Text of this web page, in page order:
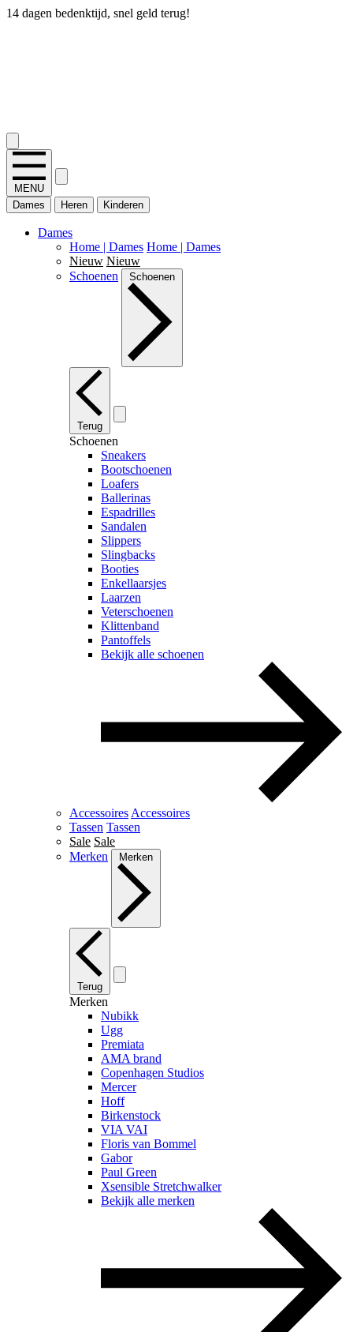
14 dagen bedenktijd, snel geld terug!
MENU
Dames
Heren Kinderen
Dames
Home | Dames Home | Dames
Nieuw Nieuw
Schoenen
Schoenen
Terug
Schoenen
Sneakers
Bootschoenen
Loafers
Ballerinas
Espadrilles
Sandalen
Slippers
Slingbacks
Booties
Enkellaarsjes
Laarzen
Veterschoenen
Klittenband
Pantoffels
Bekijk alle schoenen
Accessoires Accessoires
Tassen Tassen
Sale Sale
Merken
Merken
Terug
Merken
Nubikk
Ugg
Premiata
AMA brand
Copenhagen Studios
Mercer
Hoff
Birkenstock
VIA VAI
Floris van Bommel
Gabor
Paul Green
Xsensible Stretchwalker
Bekijk alle merken